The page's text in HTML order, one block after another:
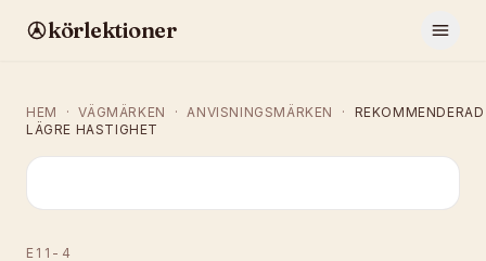
körlektioner
HEM · VÄGMÄRKEN · ANVISNINGSMÄRKEN ·
REKOMMENDERAD
LÄGRE HASTIGHET
E11-4